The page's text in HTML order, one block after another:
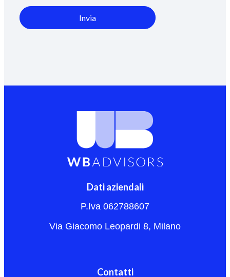
Invia
Dati aziendali
P.Iva 062788607
Via Giacomo Leopardi 8, Milano
Contatti